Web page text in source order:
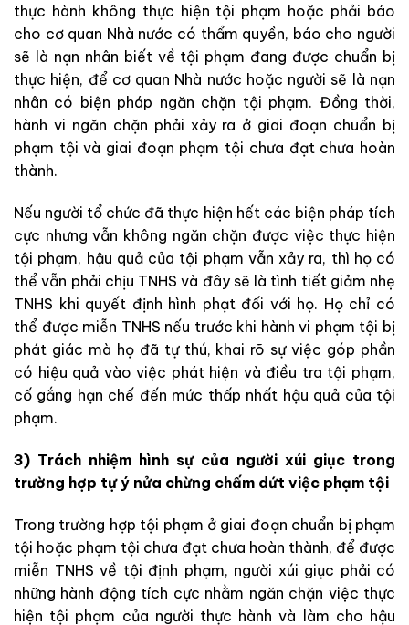
thực hành không thực hiện tội phạm hoặc phải báo
cho cơ quan Nhà nước có thẩm quyền, báo cho người
sẽ là nạn nhân biết về tội phạm đang được chuẩn bị
thực hiện, để cơ quan Nhà nước hoặc người sẽ là nạn
nhân có biện pháp ngăn chặn tội phạm. Đồng thời,
hành vi ngăn chặn phải xảy ra ở giai đoạn chuẩn bị
phạm tội và giai đoạn phạm tội chưa đạt chưa hoàn
thành.
Nếu người tổ chức đã thực hiện hết các biện pháp tích
cực nhưng vẫn không ngăn chặn được việc thực hiện
tội phạm, hậu quả của tội phạm vẫn xảy ra, thì họ có
thể vẫn phải chịu TNHS và đây sẽ là tình tiết giảm nhẹ
TNHS khi quyết định hình phạt đối với họ. Họ chỉ có
thể được miễn TNHS nếu trước khi hành vi phạm tội bị
phát giác mà họ đã tự thú, khai rõ sự việc góp phần
có hiệu quả vào việc phát hiện và điều tra tội phạm,
cố gắng hạn chế đến mức thấp nhất hậu quả của tội
phạm.
3) Trách nhiệm hình sự của người xúi giục trong
trường hợp tự ý nửa chừng chấm dứt việc phạm tội
Trong trường hợp tội phạm ở giai đoạn chuẩn bị phạm
tội hoặc phạm tội chưa đạt chưa hoàn thành, để được
miễn TNHS về tội định phạm, người xúi giục phải có
những hành động tích cực nhằm ngăn chặn việc thực
hiện tội phạm của người thực hành và làm cho hậu